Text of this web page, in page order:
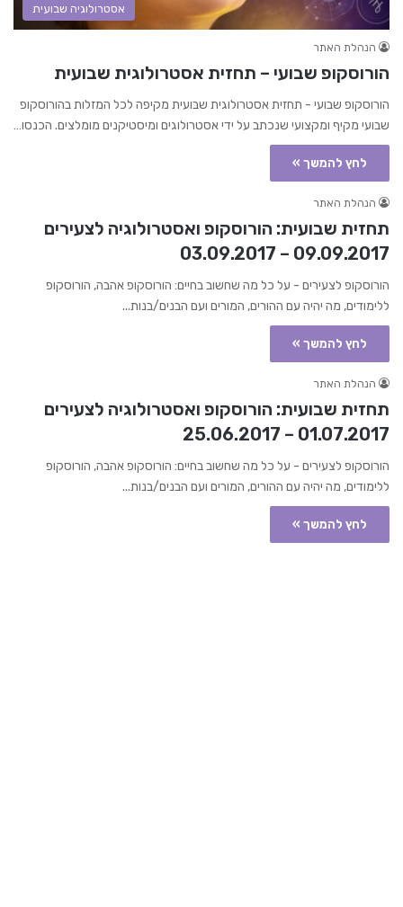
אסטרולוגיה שבועית
הנהלת האתר
הורוסקופ שבועי – תחזית אסטרולוגית שבועית
הורוסקופ שבועי - תחזית אסטרולוגית שבועית מקיפה לכל המזלות בהורוסקופ
שבועי מקיף ומקצועי שנכתב על ידי אסטרולוגים ומיסטיקנים מומלצים. הכנסו…
לחץ להמשך »
הנהלת האתר
תחזית שבועית: הורוסקופ ואסטרולוגיה לצעירים
09.09.2017 – 03.09.2017
הורוסקופ לצעירים - על כל מה שחשוב בחיים: הורוסקופ אהבה, הורוסקופ
ללימודים, מה יהיה עם ההורים, המורים ועם הבנים/בנות...
לחץ להמשך »
הנהלת האתר
תחזית שבועית: הורוסקופ ואסטרולוגיה לצעירים
01.07.2017 – 25.06.2017
הורוסקופ לצעירים - על כל מה שחשוב בחיים: הורוסקופ אהבה, הורוסקופ
ללימודים, מה יהיה עם ההורים, המורים ועם הבנים/בנות...
לחץ להמשך »